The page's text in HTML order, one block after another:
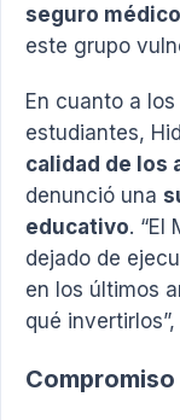
seguro médico
este grupo
En cuanto a
estudiantes,
calidad de los
denunció una
educativo. “El
dejado de
en los últimos
qué